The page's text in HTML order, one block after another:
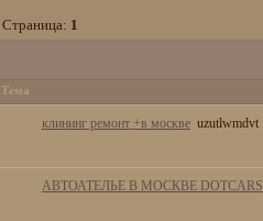
Страница: 1
Тема
клининг ремонт +в москве uzutlwmdvt
АВТОАТЕЛЬЕ В МОСКВЕ DOTCARS